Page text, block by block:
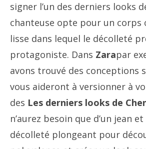
signer l’un des derniers looks
chanteuse opte pour un corps
lisse dans lequel le décolleté
protagoniste. Dans Zarapar
avons trouvé des conceptions
vous aideront à versionner à
des Les derniers looks de
n’aurez besoin que d’un jean
décolleté plongeant pour